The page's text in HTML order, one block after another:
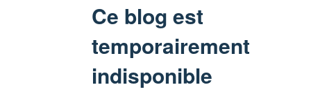
Ce blog est
temporairement
indisponible